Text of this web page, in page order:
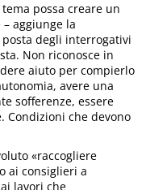
possa creare un
aggiunge la
posta degli interrogativi
Non riconosce in
aiuto per compierlo
avere una
sofferenze, essere
Condizioni che devono
«raccogliere
ai consiglieri a
lavori che